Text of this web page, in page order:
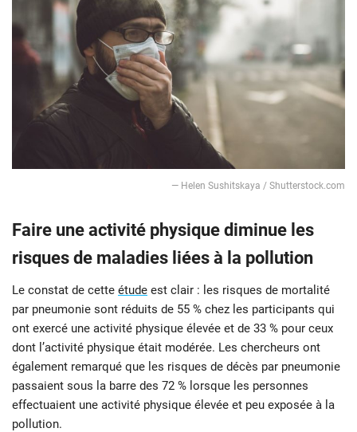
— Helen Sushitskaya / Shutterstock.com
Faire une activité physique diminue les
risques de maladies liées à la pollution
Le constat de cette étude est clair : les risques de mortalité
par pneumonie sont réduits de 55 % chez les participants qui
ont exercé une activité physique élevée et de 33 % pour ceux
dont l’activité physique était modérée. Les chercheurs ont
également remarqué que les risques de décès par pneumonie
passaient sous la barre des 72 % lorsque les personnes
effectuaient une activité physique élevée et peu exposée à la
pollution.